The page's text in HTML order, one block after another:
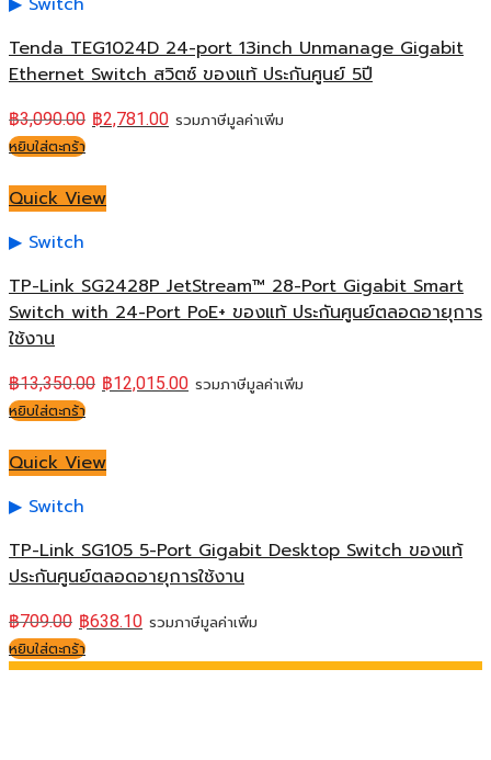
Tenda TEG1024D 24-port 13inch Unmanage Gigabit
Ethernet Switch สวิตซ์ ของแท้ ประกันศูนย์ 5ปี
฿3,090.00 ฿2,781.00 รวมภาษีมูลค่าเพิ่ม
หยิบใส่ตะกร้า
Quick View
Switch
TP-Link SG2428P JetStream™ 28-Port Gigabit Smart
Switch with 24-Port PoE+ ของแท้ ประกันศูนย์ตลอดอายุการ
ใช้งาน
฿13,350.00 ฿12,015.00 รวมภาษีมูลค่าเพิ่ม
หยิบใส่ตะกร้า
Quick View
Switch
TP-Link SG105 5-Port Gigabit Desktop Switch ของแท้
ประกันศูนย์ตลอดอายุการใช้งาน
฿709.00 ฿638.10 รวมภาษีมูลค่าเพิ่ม
หยิบใส่ตะกร้า